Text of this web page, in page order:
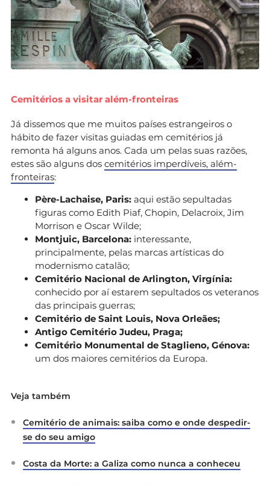
Cemitérios a visitar além-fronteiras
Já dissemos que me muitos países estrangeiros o
hábito de fazer visitas guiadas em cemitérios já
remonta há alguns anos. Cada um pelas suas razões,
estes são alguns dos cemitérios imperdíveis, além-
fronteiras:
Père-Lachaise, Paris: aqui estão sepultadas
figuras como Edith Piaf, Chopin, Delacroix, Jim
Morrison e Oscar Wilde;
Montjuic, Barcelona: interessante,
principalmente, pelas marcas artísticas do
modernismo catalão;
Cemitério Nacional de Arlington, Virgínia:
conhecido por aí estarem sepultados os veteranos
das principais guerras;
Cemitério de Saint Louis, Nova Orleães;
Antigo Cemitério Judeu, Praga;
Cemitério Monumental de Staglieno, Génova:
um dos maiores cemitérios da Europa.
Veja também
Cemitério de animais: saiba como e onde despedir-
se do seu amigo
Costa da Morte: a Galiza como nunca a conheceu